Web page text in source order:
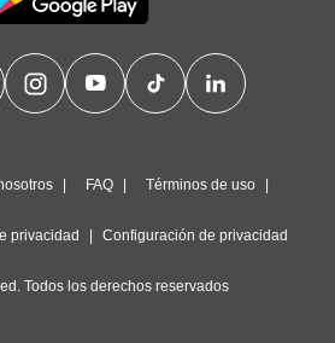
FAQ Términos de uso
privacidad Configuración de privacidad
Todos los derechos reservados